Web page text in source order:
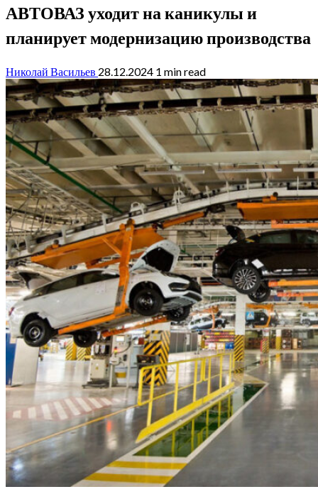
АВТОВАЗ уходит на каникулы и
планирует модернизацию производства
Николай Васильев 28.12.2024 1 min read